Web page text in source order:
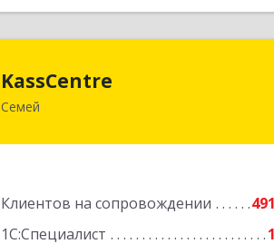
KassCentre
Семей
Клиентов на сопровождении
491
1С:Специалист
1
Республика Казахстан, Восточно-
Подробнее